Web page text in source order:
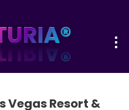
Vegas Resort &